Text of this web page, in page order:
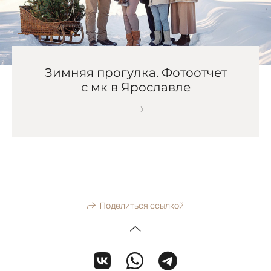
Зимняя прогулка. Фотоотчет
с мк в Ярославле
Поделиться ссылкой